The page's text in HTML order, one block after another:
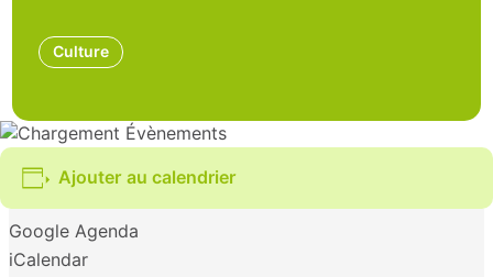
Culture
Ajouter au calendrier
Google Agenda
iCalendar